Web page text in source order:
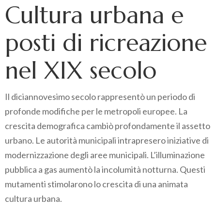
Cultura urbana e
posti di ricreazione
nel XIX secolo
Il diciannovesimo secolo rappresentò un periodo di
profonde modifiche per le metropoli europee. La
crescita demografica cambiò profondamente il assetto
urbano. Le autorità municipali intrapresero iniziative di
modernizzazione degli aree municipali. L’illuminazione
pubblica a gas aumentò la incolumità notturna. Questi
mutamenti stimolarono lo crescita di una animata
cultura urbana.